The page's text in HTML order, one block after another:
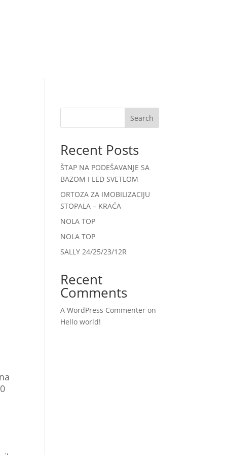
Search
Recent Posts
ŠTAP NA PODEŠAVANJE SA
BAZOM I LED SVETLOM
ORTOZA ZA IMOBILIZACIJU
STOPALA – KRAĆA
NOLA TOP
NOLA TOP
SALLY 24/25/23/12R
Recent
Comments
A WordPress Commenter on
Hello world!